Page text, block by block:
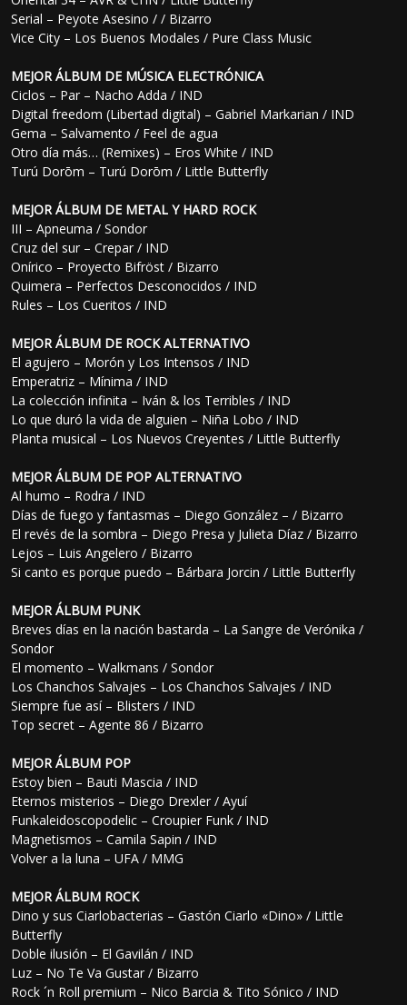
Serial – Peyote Asesino / / Bizarro
Vice City – Los Buenos Modales / Pure Class Music
MEJOR ÁLBUM DE MÚSICA ELECTRÓNICA
Ciclos – Par – Nacho Adda / IND
Digital freedom (Libertad digital) – Gabriel Markarian / IND
Gema – Salvamento / Feel de agua
Otro día más… (Remixes) – Eros White / IND
Turú Dorōm – Turú Dorōm / Little Butterfly
MEJOR ÁLBUM DE METAL Y HARD ROCK
III – Apneuma / Sondor
Cruz del sur – Crepar / IND
Onírico – Proyecto Bifröst / Bizarro
Quimera – Perfectos Desconocidos / IND
Rules – Los Cueritos / IND
MEJOR ÁLBUM DE ROCK ALTERNATIVO
El agujero – Morón y Los Intensos / IND
Emperatriz – Mínima / IND
La colección infinita – Iván & los Terribles / IND
Lo que duró la vida de alguien – Niña Lobo / IND
Planta musical – Los Nuevos Creyentes / Little Butterfly
MEJOR ÁLBUM DE POP ALTERNATIVO
Al humo – Rodra / IND
Días de fuego y fantasmas – Diego González – / Bizarro
El revés de la sombra – Diego Presa y Julieta Díaz / Bizarro
Lejos – Luis Angelero / Bizarro
Si canto es porque puedo – Bárbara Jorcin / Little Butterfly
MEJOR ÁLBUM PUNK
Breves días en la nación bastarda – La Sangre de Verónika /
Sondor
El momento – Walkmans / Sondor
Los Chanchos Salvajes – Los Chanchos Salvajes / IND
Siempre fue así – Blisters / IND
Top secret – Agente 86 / Bizarro
MEJOR ÁLBUM POP
Estoy bien – Bauti Mascia / IND
Eternos misterios – Diego Drexler / Ayuí
Funkaleidoscopodelic – Croupier Funk / IND
Magnetismos – Camila Sapin / IND
Volver a la luna – UFA / MMG
MEJOR ÁLBUM ROCK
Dino y sus Ciarlobacterias – Gastón Ciarlo «Dino» / Little
Butterfly
Doble ilusión – El Gavilán / IND
Luz – No Te Va Gustar / Bizarro
Rock ´n Roll premium – Nico Barcia & Tito Sónico / IND